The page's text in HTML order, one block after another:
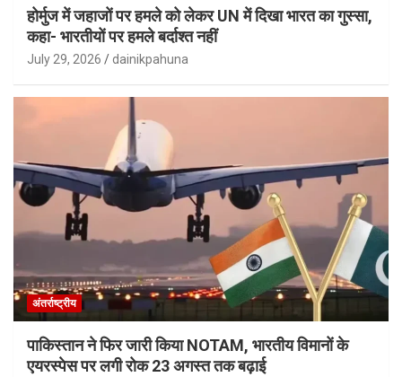
होर्मुज में जहाजों पर हमले को लेकर UN में दिखा भारत का गुस्सा,
कहा- भारतीयों पर हमले बर्दाश्त नहीं
July 29, 2026 dainikpahuna
अंतर्राष्ट्रीय
पाकिस्तान ने फिर जारी किया NOTAM, भारतीय विमानों के
एयरस्पेस पर लगी रोक 23 अगस्त तक बढ़ाई